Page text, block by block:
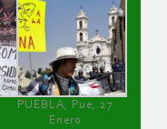
PUEBLA, Pue, 27
Enero